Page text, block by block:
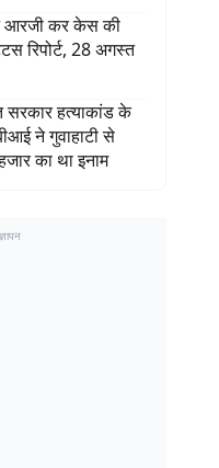
आरजी कर केस की
रिपोर्ट, 28 अगस्त
सरकार हत्याकांड के
ने गुवाहाटी से
का था इनाम